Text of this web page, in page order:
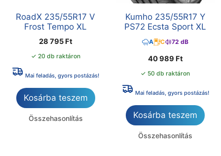
RoadX 235/55R17 V
Frost Tempo XL
28 795 Ft
✓ 20 db raktáron
Mai feladás, gyors postázás!
Kosárba teszem
Összehasonlítás
Kumho 235/55R17 Y
PS72 Ecsta Sport XL
A C 72 dB
40 989 Ft
✓ 50 db raktáron
Mai feladás, gyors postázás!
Kosárba teszem
Összehasonlítás